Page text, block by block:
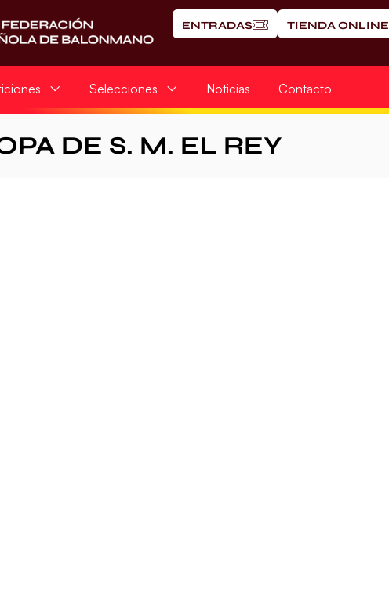
ENTRADAS TIENDA ONLINE
Selecciones Noticias Contacto
DE S. M. EL REY